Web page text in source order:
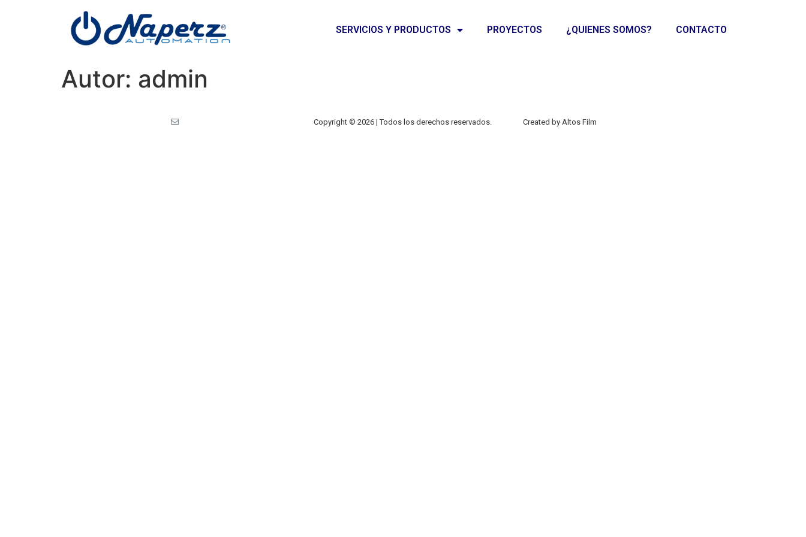
SERVICIOS Y PRODUCTOS PROYECTOS ¿QUIENES SOMOS? CONTACTO
Autor: admin
Copyright © 2026 | Todos los derechos reservados. Created by Altos Film